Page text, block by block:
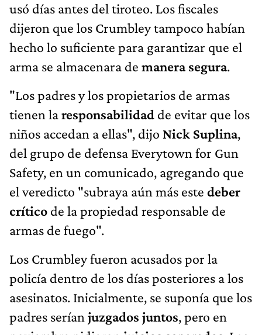
usó días antes del tiroteo. Los fiscales
dijeron que los Crumbley tampoco habían
hecho lo suficiente para garantizar que el
arma se almacenara de manera segura.
"Los padres y los propietarios de armas
tienen laresponsabilidad de evitar que los
niños accedan a ellas", dijo Nick Suplina,
del grupo de defensa Everytown for Gun
Safety, en un comunicado, agregando que
el veredicto "subraya aún más este deber
crítico de la propiedad responsable de
armas de fuego".
Los Crumbley fueron acusados por la
policía dentro de los días posteriores a los
asesinatos. Inicialmente, se suponía que los
padres serían juzgados juntos, pero en